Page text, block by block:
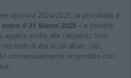
sportiva 2024/2025, la possibilità di
entro il 31 Marzo 2025– a Società
applica anche alle calciatrici “non
limiti di età di cui all’art. 100,
consensualmente un prestito con